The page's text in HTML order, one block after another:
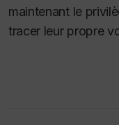
maintenant le
tracer leur propre